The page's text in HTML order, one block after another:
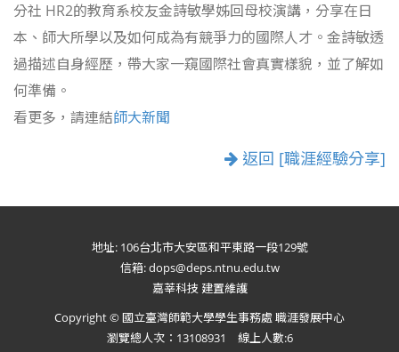
分社 HR2的教育系校友金詩敏學姊回母校演講，分享在日
本、師大所學以及如何成為有競爭力的國際人才。金詩敏透
過描述自身經歷，帶大家一窺國際社會真實樣貌，並了解如
何準備。
看更多，請連結師大新聞
返回 [職涯經驗分享]
地址: 106台北市大安區和平東路一段129號
信箱: dops@deps.ntnu.edu.tw
嘉莘科技 建置維護
Copyright © 國立臺灣師範大學學生事務處 職涯發展中心
瀏覽總人次：13108931 線上人數:6